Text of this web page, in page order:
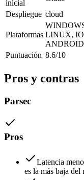
inicial
Despliegue cloud
Plataformas LINUX,
ANDROID
Puntuación 8.6/10
Pros y contras
Parsec
Pros
Latencia
es la más baja